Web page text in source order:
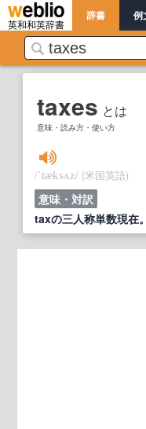
英和和英辞書
辞書 例
taxes とは
意味・読み方・使い方
/ˈtæksʌz/ (米国英語)
意味・対訳
taxの三人称単数現在